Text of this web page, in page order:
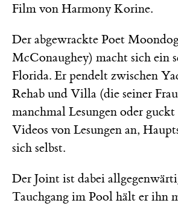
Film von Harmony Korine.
Der abgewrackte Poet
McConaughey) macht sich ein
Florida. Er pendelt zwischen
Rehab und Villa (die seiner
manchmal Lesungen oder
Videos von Lesungen an,
sich selbst.
Der Joint ist dabei
Tauchgang im Pool hält er ihn